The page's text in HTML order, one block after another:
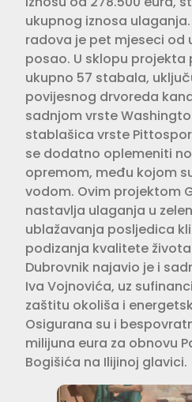
ukupnog iznosa
radova je pet mjeseci od
posao. U sklopu projekta
ukupno 57 stabala,
povijesnog drvoreda
sadnjom vrste
stablašica vrste
se dodatno oplemeniti
opremom, među kojom
vodom. Ovim projektom
nastavlja ulaganja u
ublažavanja posljedica
podizanja kvalitete
Dubrovnik najavio je i
Iva Vojnovića, uz
zaštitu okoliša i
Osigurana su i
milijuna eura za obnovu
Bogišića na Ilijinoj glavici.